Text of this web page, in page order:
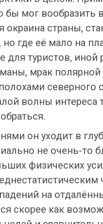
мог вообразить
страны,
где её мало на
туристов, иной
мрак полярной
северного
волны интереса
он уходит в
не очень-то
физических
на
скорее как